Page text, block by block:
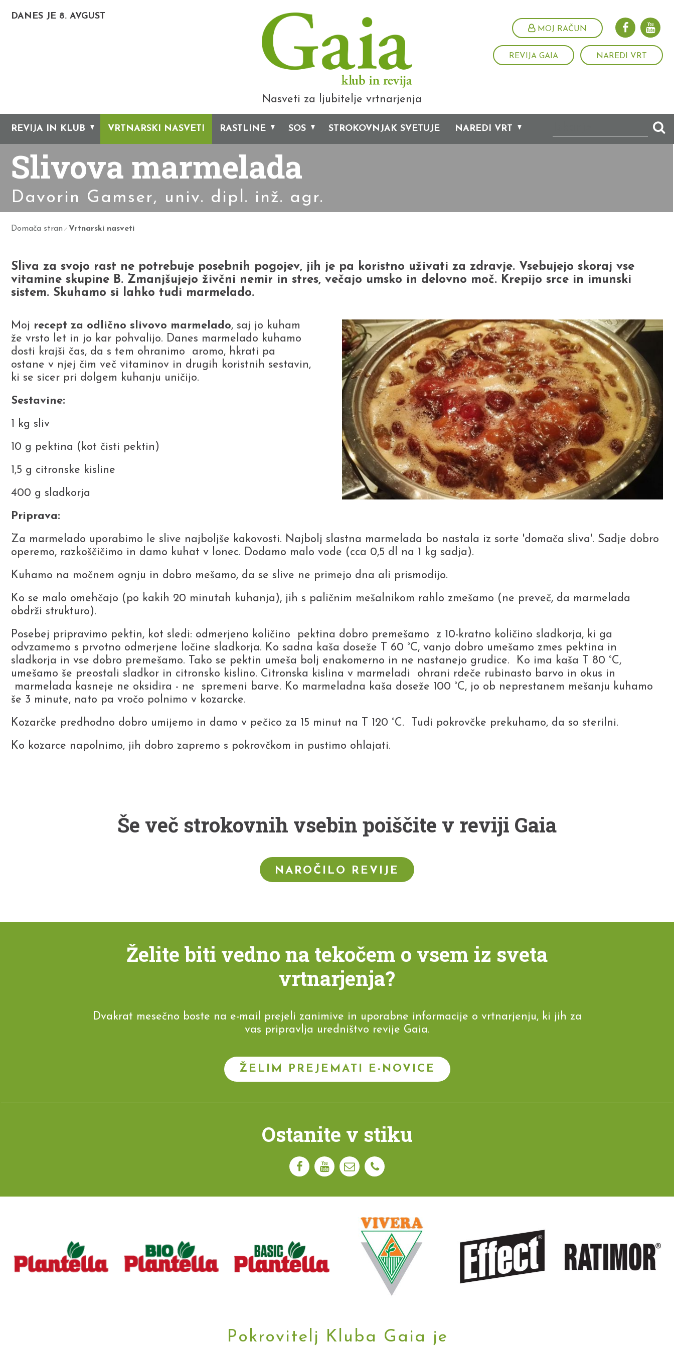
DANES JE 8. AVGUST
MOJ RAČUN
REVIJA GAIA NAREDI VRT
Nasveti za ljubitelje vrtnarjenja
REVIJA IN KLUB VRTNARSKI NASVETI RASTLINE SOS STROKOVNJAK SVETUJE NAREDI VRT
Slivova marmelada
Davorin Gamser, univ. dipl. inž. agr.
Domača stran Vrtnarski nasveti
Sliva za svojo rast ne potrebuje posebnih pogojev, jih je pa koristno uživati za zdravje. Vsebujejo skoraj vse
vitamine skupine B. Zmanjšujejo živčni nemir in stres, večajo umsko in delovno moč. Krepijo srce in imunski
sistem. Skuhamo si lahko tudi marmelado.
Moj recept za odlično slivovo marmelado, saj jo kuham
že vrsto let in jo kar pohvalijo. Danes marmelado kuhamo
dosti krajši čas, da s tem ohranimo aromo, hkrati pa
ostane v njej čim več vitaminov in drugih koristnih sestavin,
ki se sicer pri dolgem kuhanju uničijo.
Sestavine:
1 kg sliv
10 g pektina (kot čisti pektin)
1,5 g citronske kisline
400 g sladkorja
Priprava:
Za marmelado uporabimo le slive najboljše kakovosti. Najbolj slastna marmelada bo nastala iz sorte 'domača sliva'. Sadje dobro
operemo, razkoščičimo in damo kuhat v lonec. Dodamo malo vode (cca 0,5 dl na 1 kg sadja).
Kuhamo na močnem ognju in dobro mešamo, da se slive ne primejo dna ali prismodijo.
Ko se malo omehčajo (po kakih 20 minutah kuhanja), jih s paličnim mešalnikom rahlo zmešamo (ne preveč, da marmelada
obdrži strukturo).
Posebej pripravimo pektin, kot sledi: odmerjeno količino pektina dobro premešamo z 10-kratno količino sladkorja, ki ga
odvzamemo s prvotno odmerjene ločine sladkorja. Ko sadna kaša doseže T 60 °C, vanjo dobro umešamo zmes pektina in
sladkorja in vse dobro premešamo. Tako se pektin umeša bolj enakomerno in ne nastanejo grudice. Ko ima kaša T 80 °C,
umešamo še preostali sladkor in citronsko kislino. Citronska kislina v marmeladi ohrani rdeče rubinasto barvo in okus in
marmelada kasneje ne oksidira - ne spremeni barve. Ko marmeladna kaša doseže 100 °C, jo ob neprestanem mešanju kuhamo
še 3 minute, nato pa vročo polnimo v kozarcke.
Kozarčke predhodno dobro umijemo in damo v pečico za 15 minut na T 120 °C. Tudi pokrovčke prekuhamo, da so sterilni.
Ko kozarce napolnimo, jih dobro zapremo s pokrovčkom in pustimo ohlajati.
Še več strokovnih vsebin poiščite v reviji Gaia
NAROČILO REVIJE
Želite biti vedno na tekočem o vsem iz sveta
vrtnarjenja?
Dvakrat mesečno boste na e-mail prejeli zanimive in uporabne informacije o vrtnarjenju, ki jih za
vas pripravlja uredništvo revije Gaia.
ŽELIM PREJEMATI E-NOVICE
Ostanite v stiku
Pokrovitelj Kluba Gaia je